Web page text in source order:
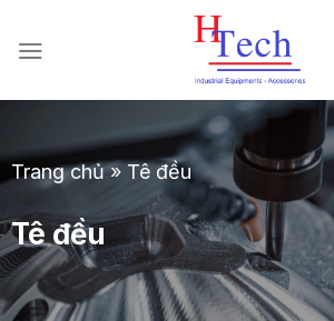
đến
dung
Trang chủ»Tê đều
Tê đều